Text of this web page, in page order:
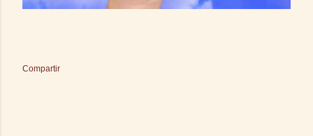
Compartir